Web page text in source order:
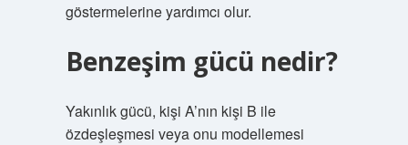
göstermelerine yardımcı olur.
Benzeşim gücü nedir?
Yakınlık gücü, kişi A’nın kişi B ile
özdeşleşmesi veya onu modellemesi